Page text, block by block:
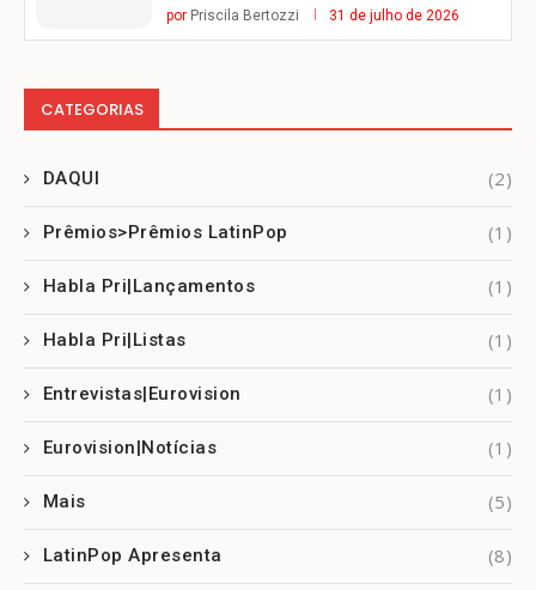
por Priscila Bertozzi 31 de julho de 2026
CATEGORIAS
DAQUI (2)
Prêmios>Prêmios LatinPop (1)
Habla Pri|Lançamentos (1)
Habla Pri|Listas (1)
Entrevistas|Eurovision (1)
Eurovision|Notícias (1)
Mais (5)
LatinPop Apresenta (8)